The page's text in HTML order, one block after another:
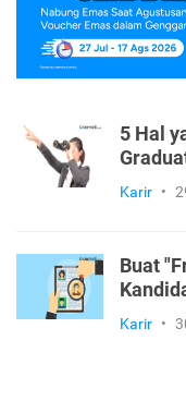
5 Hal
Karir •
Buat
Karir •